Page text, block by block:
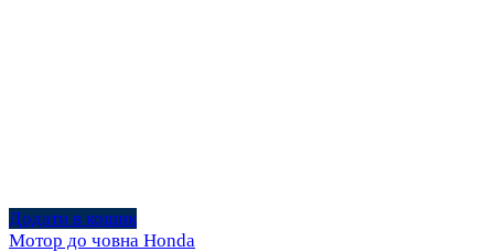
Додати в кошик
Мотор до човна Honda